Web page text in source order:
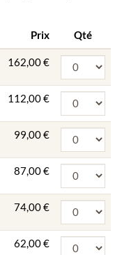
Prix Qté
162,00 €
112,00 €
99,00 €
87,00 €
74,00 €
62,00 €